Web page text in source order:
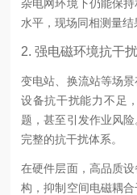
杂电网环境下仍能保
水平，现场同相测量结
2. 强电磁环境抗干
变电站、换流站等场
设备抗干扰能力不足
题，甚至引发作业风
完整的抗干扰体系。
在硬件层面，高品质
构，抑制空间电磁耦